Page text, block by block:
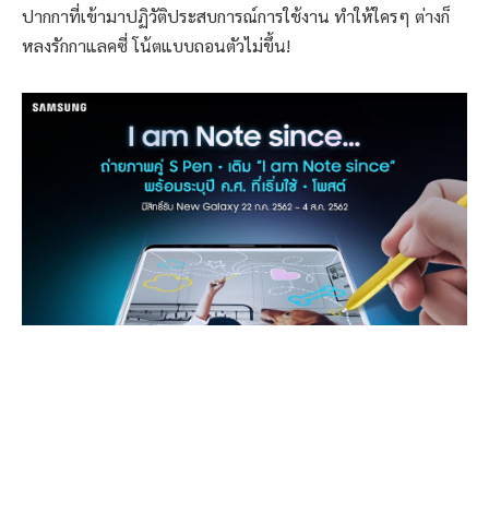
ปากกาที่เข้ามาปฏิวัติประสบการณ์การใช้งาน ทำให้ใครๆ ต่างก็
หลงรักกาแลคซี่ โน้ตแบบถอนตัวไม่ขึ้น!